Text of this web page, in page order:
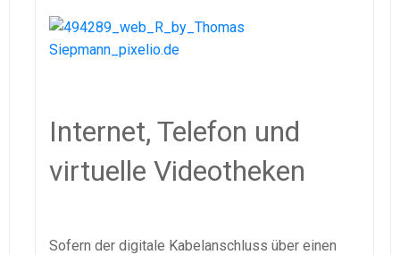
Internet, Telefon und
virtuelle Videotheken
Sofern der digitale Kabelanschluss über einen